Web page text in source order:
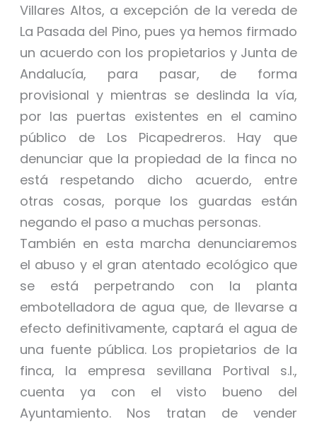
Villares Altos, a excepción de la vereda de
La Pasada del Pino, pues ya hemos firmado
un acuerdo con los propietarios y Junta de
Andalucía, para pasar, de forma
provisional y mientras se deslinda la vía,
por las puertas existentes en el camino
público de Los Picapedreros. Hay que
denunciar que la propiedad de la finca no
está respetando dicho acuerdo, entre
otras cosas, porque los guardas están
negando el paso a muchas personas.
También en esta marcha denunciaremos
el abuso y el gran atentado ecológico que
se está perpetrando con la planta
embotelladora de agua que, de llevarse a
efecto definitivamente, captará el agua de
una fuente pública. Los propietarios de la
finca, la empresa sevillana Portival s.l.,
cuenta ya con el visto bueno del
Ayuntamiento. Nos tratan de vender